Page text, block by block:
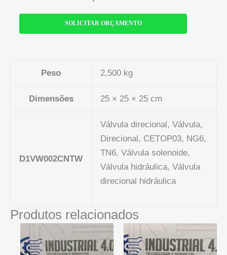
SOLICITAR ORÇAMENTO
Peso 2,500 kg
Dimensões 25 × 25 × 25 cm
D1VW002CNTW
Válvula direcional, Válvula,
Direcional, CETOP03, NG6,
TN6, Válvula solenoide,
Válvula hidráulica, Válvula
direcional hidráulica
Produtos relacionados